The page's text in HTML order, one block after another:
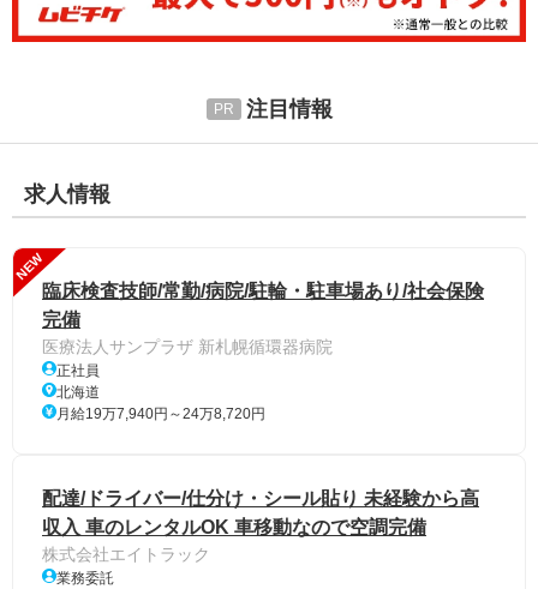
注目情報
求人情報
NEW
臨床検査技師/常勤/病院/駐輪・駐車場あり/社会保険
完備
医療法人サンプラザ 新札幌循環器病院
正社員
北海道
月給19万7,940円～24万8,720円
配達/ドライバー/仕分け・シール貼り 未経験から高
収入 車のレンタルOK 車移動なので空調完備
株式会社エイトラック
業務委託